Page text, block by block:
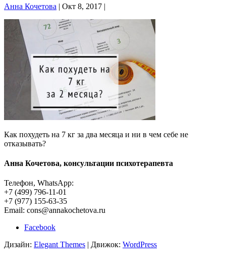
Анна Кочетова | Окт 8, 2017 |
Как похудеть на 7 кг за два месяца и ни в чем себе не
отказывать?
Анна Кочетова, консультации психотерапевта
Телефон, WhatsApp:
+7 (499) 796-11-01
+7 (977) 155-63-35
Email: cons@annakochetova.ru
Facebook
Дизайн: Elegant Themes | Движок: WordPress